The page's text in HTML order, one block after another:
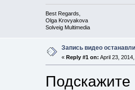
Best Regards,
Olga Krovyakova
Solveig Multimedia
Запись видео
« Reply #1 on: April 23,
Подскажите